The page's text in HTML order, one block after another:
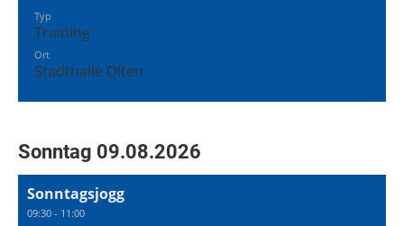
Typ
Training
Ort
Stadthalle Olten
Sonntag 09.08.2026
Sonntagsjogg
09:30 - 11:00